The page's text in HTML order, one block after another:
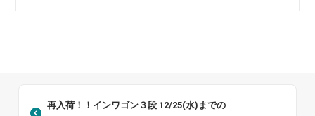
再入荷！！インワゴン３段 12/25(水)までの